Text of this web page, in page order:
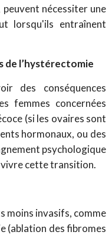
nécessiter une
lorsqu'ils entraînent
de l’hystérectomie
des conséquences
femmes concernées
(si les ovaires sont
hormonaux, ou des
psychologique
vivre cette transition.
moins invasifs, comme
(ablation des fibromes